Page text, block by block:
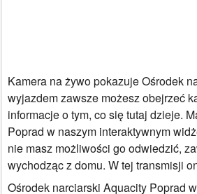
Kamera na żywo pokazuje Ośrodek
wyjazdem zawsze możesz obejrzeć
informacje o tym, co się tutaj dzieje.
Poprad w naszym interaktywnym
nie masz możliwości go odwiedzić,
wychodząc z domu. W tej transmisji
Ośrodek narciarski Aquacity Poprad